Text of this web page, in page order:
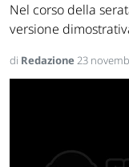
Nel corso della
versione
di Redazione23